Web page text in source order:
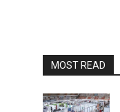
MOST READ